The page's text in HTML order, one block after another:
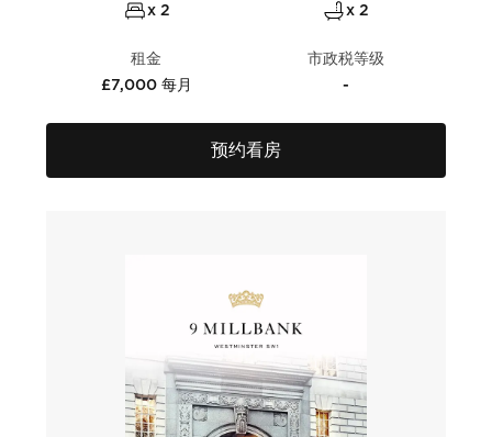
x 2 x 2
租金
£7,000 每月
市政税等级
-
预约看房